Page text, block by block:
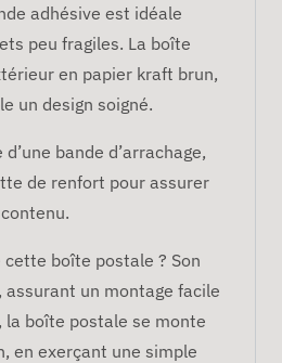
adhésive est idéale
peu fragiles. La boîte
en papier kraft brun,
un design soigné.
bande d’arrachage,
de renfort pour assurer
boîte postale ? Son
un montage facile
la boîte postale se monte
en exerçant une simple